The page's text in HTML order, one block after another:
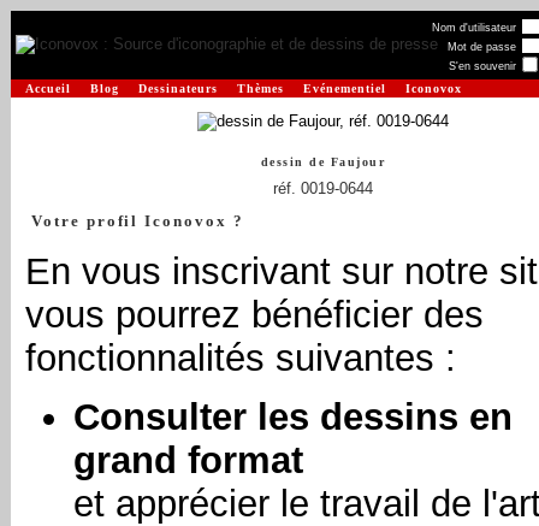
Nom d'utilisateur
Mot de passe
S'en souvenir
Accueil Blog Dessinateurs Thèmes Evénementiel Iconovox
dessin de Faujour
réf. 0019-0644
Votre profil Iconovox ?
En vous inscrivant sur notre
vous pourrez bénéficier des
fonctionnalités suivantes :
Consulter les dessins en
grand format
et apprécier le travail de